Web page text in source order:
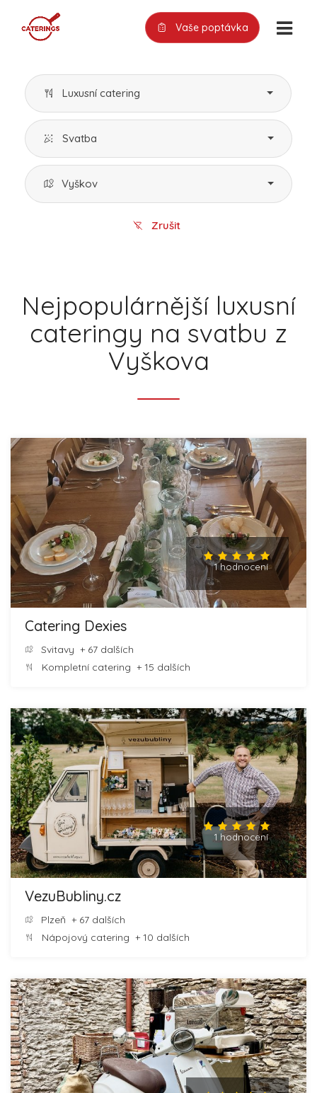
Vaše poptávka
Luxusní catering
Svatba
Vyškov
Zrušit
Nejpopulárnější luxusní
cateringy na svatbu z
Vyškova
1 hodnocení
Catering Dexies
Svitavy + 67 dalších
Kompletní catering + 15 dalších
1 hodnocení
VezuBubliny.cz
Plzeň + 67 dalších
Nápojový catering + 10 dalších